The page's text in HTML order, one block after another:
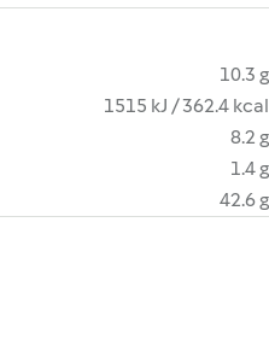
10.3 g
1515 kJ / 362.4 kcal
8.2 g
1.4 g
42.6 g